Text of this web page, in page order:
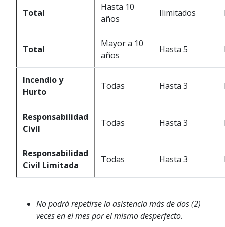
Total
Hasta 10
años
Ilimitados
Total
Mayor a 10
años
Hasta 5
Incendio y
Hurto
Todas Hasta 3
Responsabilidad
Civil
Todas Hasta 3
Responsabilidad
Civil Limitada
Todas Hasta 3
No podrá repetirse la asistencia más de dos (2)
veces en el mes por el mismo desperfecto.